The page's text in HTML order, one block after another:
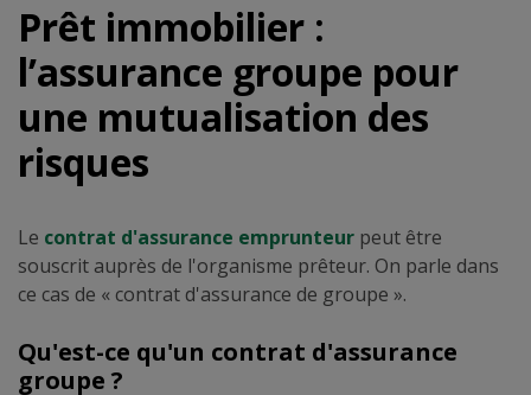
Prêt immobilier :
l’assurance groupe pour
une mutualisation des
risques
Le contrat d'assurance emprunteur peut être
souscrit auprès de l'organisme prêteur. On parle dans
ce cas de « contrat d'assurance de groupe ».
Qu'est-ce qu'un contrat d'assurance
groupe ?